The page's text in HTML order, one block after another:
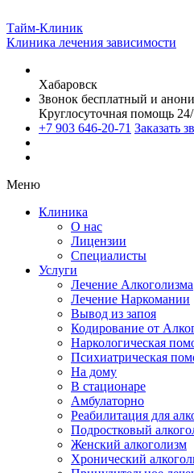
Тайм-Клиник
Клиника лечения зависимости
Хабаровск
Звонок бесплатный и
Круглосуточная помощь
+7 903 646-20-71 Заказать
Меню
Клиника
О нас
Лицензии
Специалисты
Услуги
Лечение Алкоголизма
Лечение Наркомании
Вывод из запоя
Кодирование от
Наркологическая
Психиатрическая
На дому
В стационаре
Амбулаторно
Реабилитация для
Подростковый
Женский алкоголизм
Хронический